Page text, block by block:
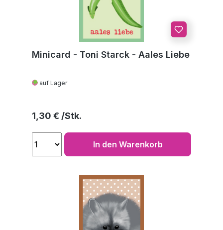
Minicard - Toni Starck - Aales Liebe
auf Lager
Regulärer Preis:
1,30 €
In den Warenkorb